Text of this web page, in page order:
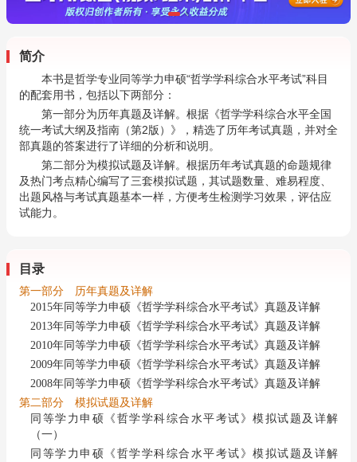
简介
本书是哲学专业同等学力申硕“哲学学科综合水平考试”科目
的配套用书，包括以下两部分：
第一部分为历年真题及详解。根据《哲学学科综合水平全国
统一考试大纲及指南（第2版）》，精选了历年考试真题，并对全
部真题的答案进行了详细的分析和说明。
第二部分为模拟试题及详解。根据历年考试真题的命题规律
及热门考点精心编写了三套模拟试题，其试题数量、难易程度、
出题风格与考试真题基本一样，方便考生检测学习效果，评估应
试能力。
目录
第一部分 历年真题及详解
2015年同等学力申硕《哲学学科综合水平考试》真题及详解
2013年同等学力申硕《哲学学科综合水平考试》真题及详解
2010年同等学力申硕《哲学学科综合水平考试》真题及详解
2009年同等学力申硕《哲学学科综合水平考试》真题及详解
2008年同等学力申硕《哲学学科综合水平考试》真题及详解
第二部分 模拟试题及详解
同等学力申硕《哲学学科综合水平考试》模拟试题及详解
（一）
同等学力申硕《哲学学科综合水平考试》模拟试题及详解